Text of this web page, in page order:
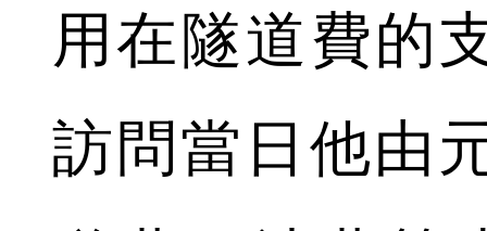
用在隧道費的
訪問當日他由